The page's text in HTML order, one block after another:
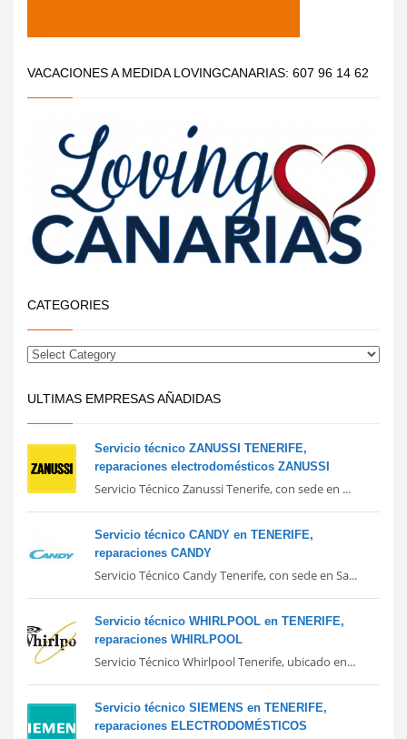
VACACIONES A MEDIDA LOVINGCANARIAS: 607 96 14 62
CATEGORIES
ULTIMAS EMPRESAS AÑADIDAS
Servicio técnico ZANUSSI TENERIFE,
reparaciones electrodomésticos ZANUSSI
Servicio Técnico Zanussi Tenerife, con sede en ...
Servicio técnico CANDY en TENERIFE,
reparaciones CANDY
Servicio Técnico Candy Tenerife, con sede en Sa...
Servicio técnico WHIRLPOOL en TENERIFE,
reparaciones WHIRLPOOL
Servicio Técnico Whirlpool Tenerife, ubicado en...
Servicio técnico SIEMENS en TENERIFE,
reparaciones ELECTRODOMÉSTICOS